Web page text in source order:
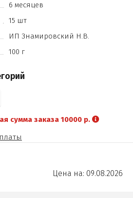
6 месяцев
15 шт
ИП Знамировский Н.В.
100 г
сумма заказа 10000 р.
Цена на: 09.08.2026